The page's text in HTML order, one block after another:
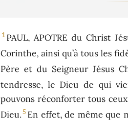
1 PAUL, APOTRE du Christ
Corinthe, ainsi qu’à tous les
Père et du Seigneur Jésus
tendresse, le Dieu de qui
pouvons réconforter tous
Dieu.5 En effet, de même que